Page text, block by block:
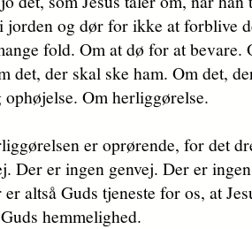
jorden og dør for ikke at forblive
fold. Om at dø for at bevare.
det, der skal ske ham. Om det,
ophøjelse. Om herliggørelse.
er oprørende, for det
Der er ingen genvej. Der er
er altså Guds tjeneste for os, at
hemmelighed.